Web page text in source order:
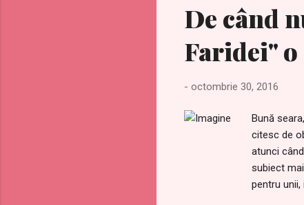
De când
Faridei"
- octombrie 30, 2016
Bună
citesc de
atunci
subiect
pentru